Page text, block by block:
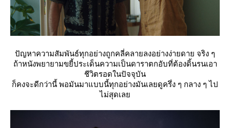
ปัญหาความสัมพันธ์ทุกอย่างถูกคลี่คลายลงอย่างง่ายดาย จริง ๆ
ถ้าหนังพยายามขยี้ประเด็นความเป็นดาราตกอับที่ต้องดิ้นรนเอา
ชีวิตรอดในปัจจุบัน
ก็คงจะดีกว่านี้ พอมันมาแบบนี้ทุกอย่างมันเลยดูครึ่ง ๆ กลาง ๆ ไป
ไม่สุดเล